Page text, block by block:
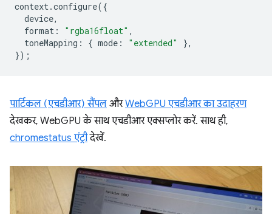
context.configure({
device,
format : "rgba16float" ,
toneMapping : { mode : "extended"
},
});
पार्टिकल (एचडीआर) सैंपल औरWebGPU एचडीआर का उदाहरण
देखकर, WebGPU के साथ एचडीआर एक्सप्लोर करें. साथ ही,
chromestatus एंट्रीदेखें.